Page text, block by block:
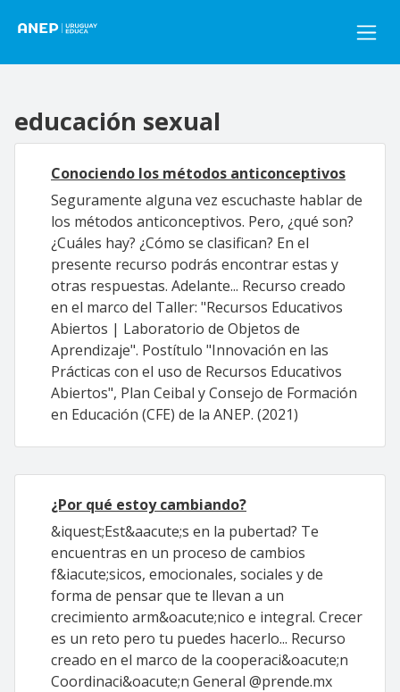
educación sexual
Conociendo los métodos anticonceptivos
Seguramente alguna vez escuchaste hablar de
los métodos anticonceptivos. Pero, ¿qué son?
¿Cuáles hay? ¿Cómo se clasifican? En el
presente recurso podrás encontrar estas y
otras respuestas. Adelante... Recurso creado
en el marco del Taller: "Recursos Educativos
Abiertos | Laboratorio de Objetos de
Aprendizaje". Postítulo "Innovación en las
Prácticas con el uso de Recursos Educativos
Abiertos", Plan Ceibal y Consejo de Formación
en Educación (CFE) de la ANEP. (2021)
¿Por qué estoy cambiando?
&iquest;Est&aacute;s en la pubertad? Te
encuentras en un proceso de cambios
f&iacute;sicos, emocionales, sociales y de
forma de pensar que te llevan a un
crecimiento arm&oacute;nico e integral. Crecer
es un reto pero tu puedes hacerlo... Recurso
creado en el marco de la cooperaci&oacute;n
Coordinaci&oacute;n General @prende.mx